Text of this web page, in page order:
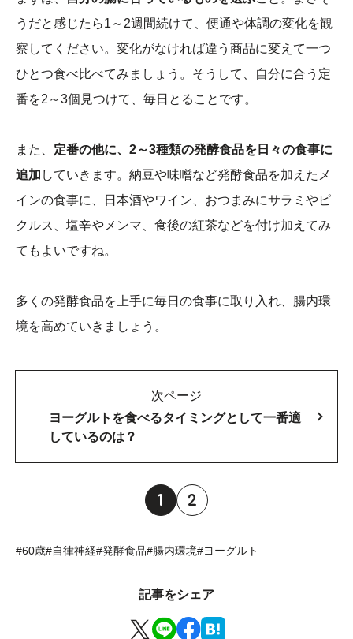
うだと感じたら1～2週間続けて、便通や体調の変化を観
察してください。変化がなければ違う商品に変えて一つ
ひとつ食べ比べてみましょう。そうして、自分に合う定
番を2～3個見つけて、毎日とることです。
また、 定番の他に、2～3種類の発酵食品を日々の食事に
追加 していきます。納豆や味噌など発酵食品を加えたメ
インの食事に、日本酒やワイン、おつまみにサラミやピ
クルス、塩辛やメンマ、食後の紅茶などを付け加えてみ
てもよいですね。
多くの発酵食品を上手に毎日の食事に取り入れ、腸内環
境を高めていきましょう。
次ページ
ヨーグルトを食べるタイミングとして一番適
しているのは？
1 2
#60歳#自律神経#発酵食品#腸内環境#ヨーグルト
記事をシェア